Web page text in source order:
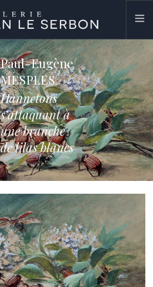
Paul-Eugène
MESPLES
Hannetons
s’attaquant à
une branche
de lilas blancs